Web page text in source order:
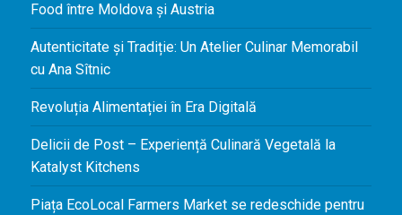
Food între Moldova și Austria
Autenticitate și Tradiție: Un Atelier Culinar Memorabil
cu Ana Sîtnic
Revoluția Alimentației în Era Digitală
Delicii de Post – Experiență Culinară Vegetală la
Katalyst Kitchens
Piața EcoLocal Farmers Market se redeschide pentru